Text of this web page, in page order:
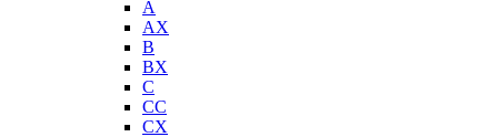
A
AX
B
BX
C
CC
CX